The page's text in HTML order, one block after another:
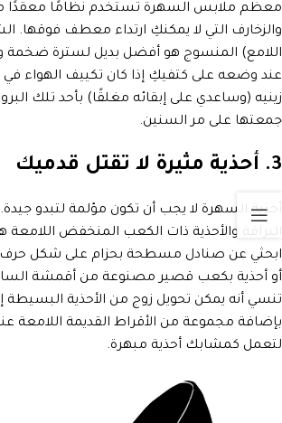
معظم ملابس السهرة تستخدم نظامًا معقدًا
والزخارف التي لا يمكنكِ ارتداء معطف فوقها.
اللامع) المنسوج هو أفضل بديل لسترة ضخمة
عند وضعه على كتفيكِ إذا كان تكييف الهواء في
زينيه (وساعدي على إبقائه مغلقًا) بأحد تلك
جمعتها على مر السنين.
3. أحذية مثيرة لا تقتل قدميك
أحذية السهرة لا يجب أن تكون مؤلمة لتبدو
البراقة والأحذية ذات الكعب المنخفض اللامعة
أو أحذية بكعب قصير مصنوعة من أقمشة
تنسي أنه يمكن تحويل زوج من الأحذية البسيطة
بإضافة مجموعة من الأقراط القديمة اللامعة
لتعمل كمشابك أحذية مبهرة.